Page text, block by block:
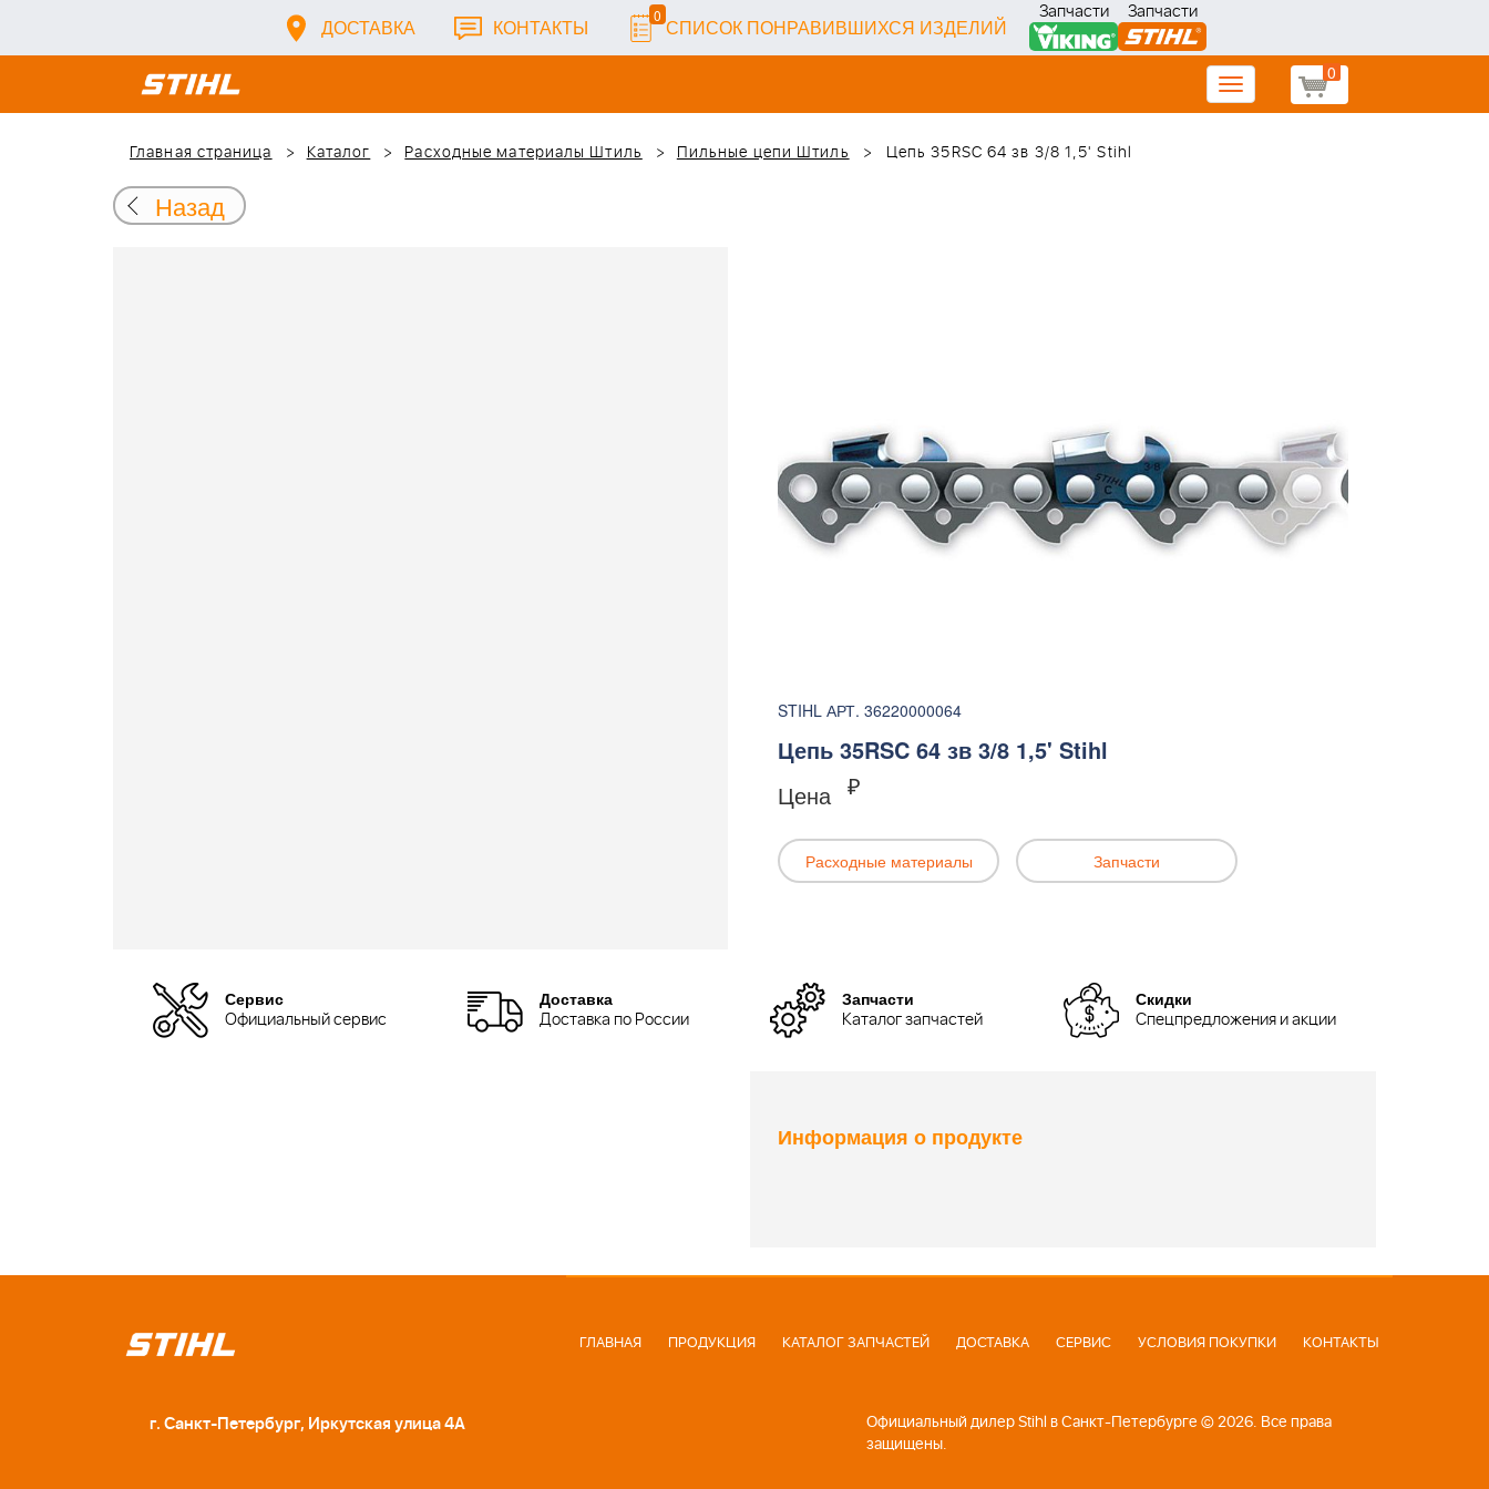
ДОСТАВКА КОНТАКТЫ 0 СПИСОК ПОНРАВИВШИХСЯ ИЗДЕЛИЙ
Запчасти Запчасти
0
Toggle
navigation
Главная страница
Каталог Расходные материалы Штиль Пильные цепи Штиль Цепь 35RSC 64 зв 3/8 1,5' Stihl
Назад
STIHL АРТ. 36220000064
Цепь 35RSC 64 зв 3/8 1,5' Stihl
Цена ₽
Расходные материалы Запчасти
Сервис
Официальный сервис
Доставка
Доставка по России
Запчасти
Каталог запчастей
Скидки
Спецпредложения и акции
Информация о продукте
ГЛАВНАЯ ПРОДУКЦИЯ КАТАЛОГ ЗАПЧАСТЕЙ ДОСТАВКА СЕРВИС УСЛОВИЯ ПОКУПКИ КОНТАКТЫ
г. Санкт-Петербург, Иркутская улица 4А
Официальный дилер Stihl в Санкт-Петербурге © 2026. Все права
защищены.